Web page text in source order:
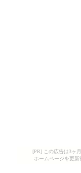
[PR] この広告は3ヶ
ホームページを更